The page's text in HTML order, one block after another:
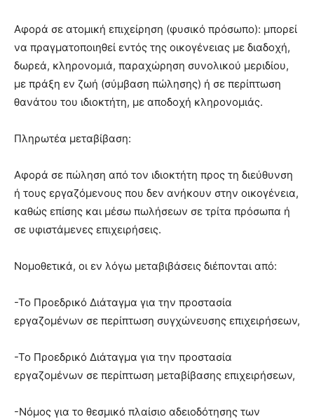
Αφορά σε ατομική επιχείρηση (φυσικό πρόσωπο): μπορεί
να πραγματοποιηθεί εντός της οικογένειας με διαδοχή,
δωρεά, κληρονομιά, παραχώρηση συνολικού μεριδίου,
με πράξη εν ζωή (σύμβαση πώλησης) ή σε περίπτωση
θανάτου του ιδιοκτήτη, με αποδοχή κληρονομιάς.
Πληρωτέα μεταβίβαση:
Αφορά σε πώληση από τον ιδιοκτήτη προς τη διεύθυνση
ή τους εργαζόμενους που δεν ανήκουν στην οικογένεια,
καθώς επίσης και μέσω πωλήσεων σε τρίτα πρόσωπα ή
σε υφιστάμενες επιχειρήσεις.
Νομοθετικά, οι εν λόγω μεταβιβάσεις διέπονται από:
-Το Προεδρικό Διάταγμα για την προστασία
εργαζομένων σε περίπτωση συγχώνευσης επιχειρήσεων,
-Το Προεδρικό Διάταγμα για την προστασία
εργαζομένων σε περίπτωση μεταβίβασης επιχειρήσεων,
-Νόμος για το θεσμικό πλαίσιο αδειοδότησης των